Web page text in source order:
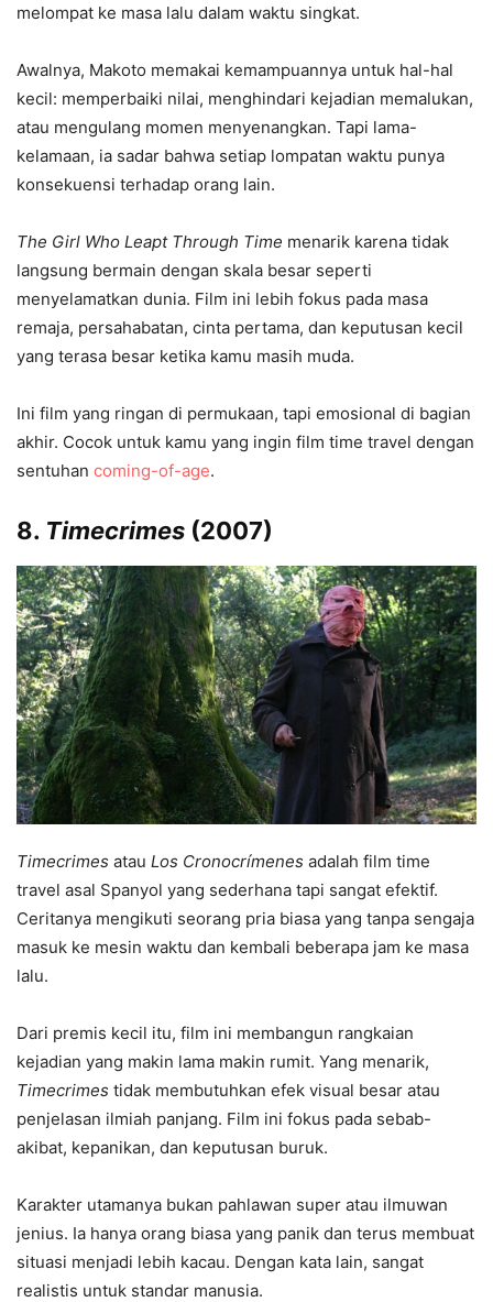
melompat ke masa lalu dalam waktu singkat.
Awalnya, Makoto memakai kemampuannya untuk hal-hal
kecil: memperbaiki nilai, menghindari kejadian memalukan,
atau mengulang momen menyenangkan. Tapi lama-
kelamaan, ia sadar bahwa setiap lompatan waktu punya
konsekuensi terhadap orang lain.
The Girl Who Leapt Through Time menarik karena tidak
langsung bermain dengan skala besar seperti
menyelamatkan dunia. Film ini lebih fokus pada masa
remaja, persahabatan, cinta pertama, dan keputusan kecil
yang terasa besar ketika kamu masih muda.
Ini film yang ringan di permukaan, tapi emosional di bagian
akhir. Cocok untuk kamu yang ingin film time travel dengan
sentuhan coming-of-age.
8. Timecrimes (2007)
Timecrimes atau Los Cronocrímenes adalah film time
travel asal Spanyol yang sederhana tapi sangat efektif.
Ceritanya mengikuti seorang pria biasa yang tanpa sengaja
masuk ke mesin waktu dan kembali beberapa jam ke masa
lalu.
Dari premis kecil itu, film ini membangun rangkaian
kejadian yang makin lama makin rumit. Yang menarik,
Timecrimes tidak membutuhkan efek visual besar atau
penjelasan ilmiah panjang. Film ini fokus pada sebab-
akibat, kepanikan, dan keputusan buruk.
Karakter utamanya bukan pahlawan super atau ilmuwan
jenius. Ia hanya orang biasa yang panik dan terus membuat
situasi menjadi lebih kacau. Dengan kata lain, sangat
realistis untuk standar manusia.